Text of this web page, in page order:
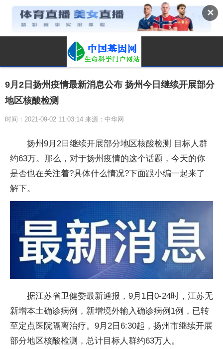
✕
9月2日扬州疫情最新消息公布 扬州今日继续开展部分
地区核酸检测
时间：2021-09-02 11:03:14 来源：中华网
扬州9月2日继续开展部分地区核酸检测 目标人群
约63万。那么，对于扬州疫情的这个话题，今天的你
是否也在关注着?具体什么情况?下面跟小编一起来了
解下。
据江苏省卫健委最新通报，9月1日0-24时，江苏无
新增本土确诊病例，新增境外输入确诊病例1例，已转
至定点医院隔离治疗。9月2日6:30起，扬州市继续开展
部分地区核酸检测，总计目标人群约63万人。